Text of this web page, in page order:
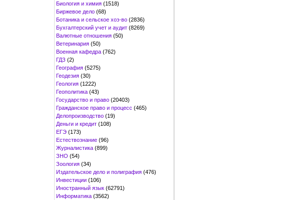
Биология и химия (1518)
Биржевое дело (68)
Ботаника и сельское хоз-во (2836)
Бухгалтерский учет и аудит (8269)
Валютные отношения (50)
Ветеринария (50)
Военная кафедра (762)
ГДЗ (2)
География (5275)
Геодезия (30)
Геология (1222)
Геополитика (43)
Государство и право (20403)
Гражданское право и процесс (465)
Делопроизводство (19)
Деньги и кредит (108)
ЕГЭ (173)
Естествознание (96)
Журналистика (899)
ЗНО (54)
Зоология (34)
Издательское дело и полиграфия (476)
Инвестиции (106)
Иностранный язык (62791)
Информатика (3562)